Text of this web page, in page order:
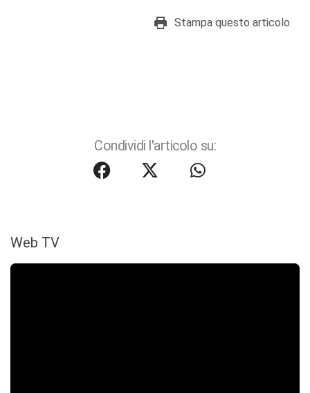
Stampa questo articolo
Condividi l'articolo su:
Web TV